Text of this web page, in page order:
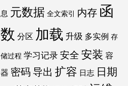
息 元数据 全文索引 内存函
数 分区 加载 升级 多实例 存
储过程 学习记录安全安装 容
器 密码 导出 扩容 日志 日期